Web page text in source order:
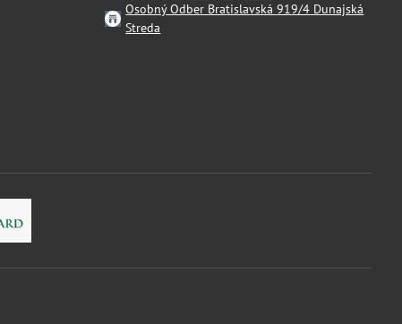
Osobný Odber Bratislavská 919/4 Dunajská
Streda